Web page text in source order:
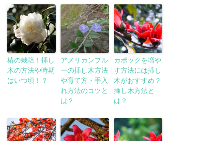
椿の栽培！挿し
木の方法や時期
はいつ頃！？
アメリカンブル
ーの挿し木方法
や育て方・手入
れ方法のコツと
は？
カポックを増や
す方法には挿し
木がおすすめ？
挿し木方法と
は？